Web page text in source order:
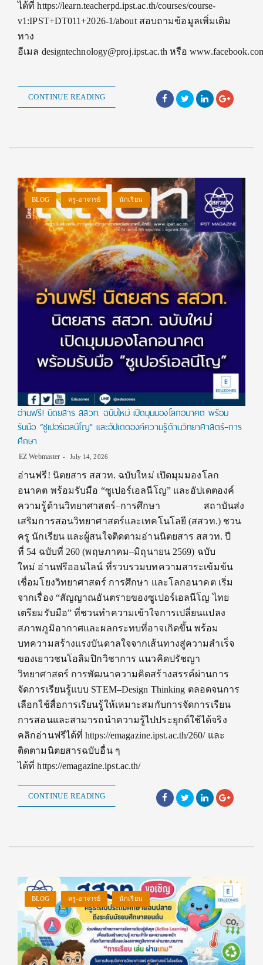
ได้ที่ https://learn.teacherpd.ipst.ac.th/courses/course-
v1:IPST+DT011+2026-1/about สอบถามข้อมูลเพิ่มเติม
ทาง
อีเมล designtechnology@proj.ipst.ac.th หรือ
CONTINUE READING
BLOG ครู-อาจารย์ นักเรียน
อ่านฟรี! นิตยสาร สสวท. ฉบับใหม่ เปิดมุมมองโลกอนาคต พร้อม
รับมือ “ซูเปอร์เอลนีโญ” และอัปเดตองค์ความรู้ด้านวิทยาศาสตร์–การ
ศึกษา
EZ Webmaster July 14, 2026
อ่านฟรี! นิตยสาร สสวท. ฉบับใหม่ เปิดมุมมองโลก
อนาคต พร้อมรับมือ “ซูเปอร์เอลนีโญ” และอัปเดตองค์
ความรู้ด้านวิทยาศาสตร์–การศึกษา สถาบันส่ง
เสริมการสอนวิทยาศาสตร์และเทคโนโลยี (สสวท.) ชวน
ครู นักเรียน และผู้สนใจติดตามอ่านนิตยสาร สสวท. ปี
ที่ 54 ฉบับที่ 260 (พฤษภาคม–มิถุนายน 2569) ฉบับ
ใหม่ อ่านฟรีออนไลน์ ที่รวบรวมบทความสาระเข้มข้น
เชื่อมโยงวิทยาศาสตร์ การศึกษา และโลกอนาคต เริ่ม
จากเรื่อง “สัญญาณอันตรายของซูเปอร์เอลนีโญ ไทย
เตรียมรับมือ” ที่ชวนทำความเข้าใจการเปลี่ยนแปลง
สภาพภูมิอากาศและผลกระทบที่อาจเกิดขึ้น พร้อม
บทความสร้างแรงบันดาลใจจากเส้นทางสู่ความสำเร็จ
ของเยาวชนโอลิมปิกวิชาการ แนวคิดปรัชญา
วิทยาศาสตร์ การพัฒนาความคิดสร้างสรรค์ผ่านการ
จัดการเรียนรู้แบบ STEM–Design Thinking ตลอดจนการ
เลือกใช้สื่อการเรียนรู้ให้เหมาะสมกับการจัดการเรียน
การสอนและสามารถนำความรู้ไปประยุกต์ใช้ได้จริง
คลิกอ่านฟรีได้ที่ https://emagazine.ipst.ac.th/260/ และ
ติดตามนิตยสารฉบับอื่น ๆ
ได้ที่ https://emagazine.ipst.ac.th/
CONTINUE READING
BLOG ครู-อาจารย์ นักเรียน